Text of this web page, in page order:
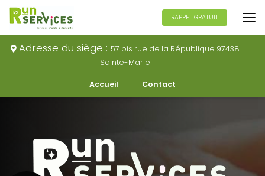
Aller
au
principal
Adresse du siège : 57 bis rue de la République 97438
Sainte-Marie
Accueil Contact
RAPPEL GRATUIT